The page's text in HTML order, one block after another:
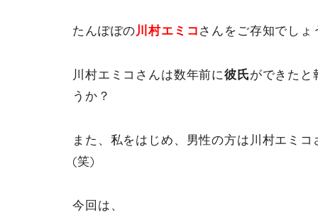
たんぽぽの川村エミコさんをご存知でしょ
川村エミコさんは数年前に彼氏ができたと
うか？
また、私をはじめ、男性の方は川村エミコ
(笑)
今回は、